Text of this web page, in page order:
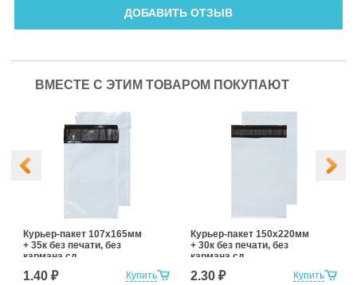
ДОБАВИТЬ ОТЗЫВ
ВМЕСТЕ С ЭТИМ ТОВАРОМ ПОКУПАЮТ
Купить
Курьер-пакет 107х165мм
+ 35к без печати, без
кармана сд
1.40 ₽ Купить
Курьер-пакет 150х220мм
+ 30к без печати, без
кармана сд
2.30 ₽